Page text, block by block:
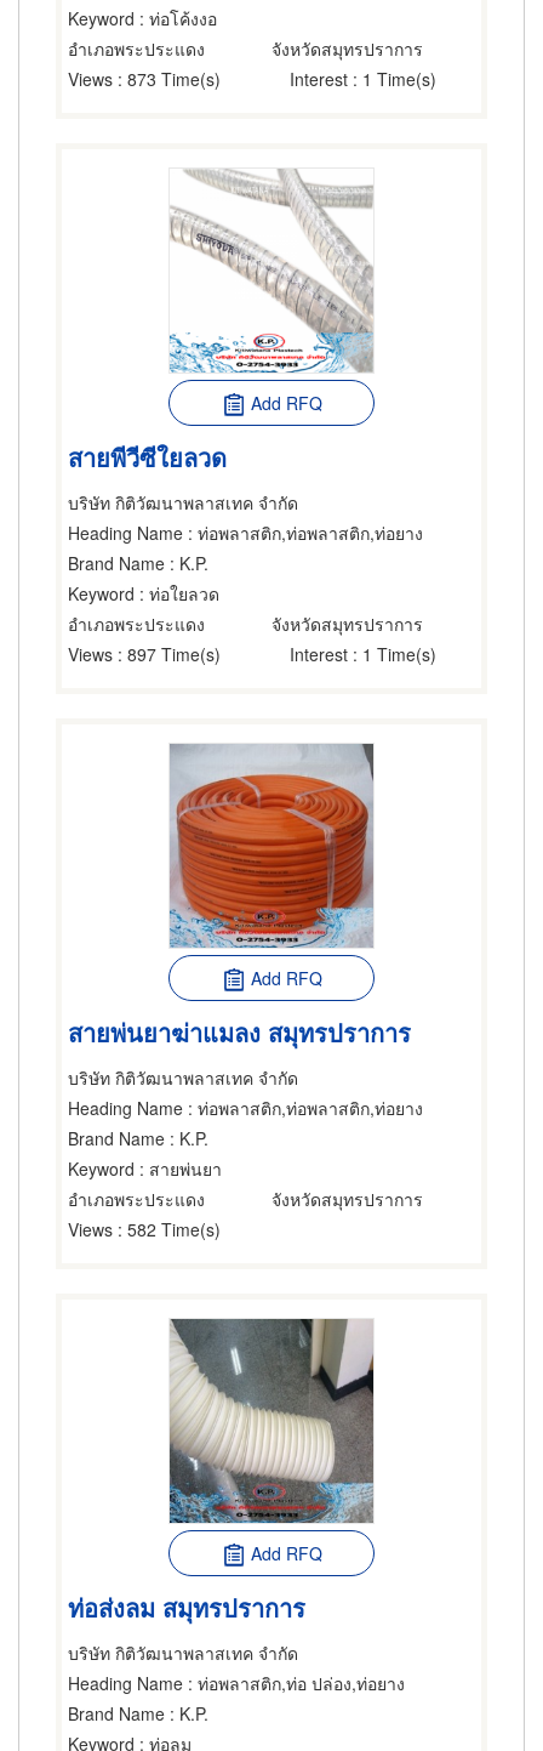
Keyword : ท่อโค้งงอ
อำเภอพระประแดง
จังหวัดสมุทรปราการ
Views : 873 Time(s) Interest : 1 Time(s)
Add RFQ
สายพีวีซีใยลวด
บริษัท กิติวัฒนาพลาสเทค จำกัด
Heading Name : ท่อพลาสติก,ท่อพลาสติก,ท่อยาง
Brand Name : K.P.
Keyword : ท่อใยลวด
อำเภอพระประแดง
จังหวัดสมุทรปราการ
Views : 897 Time(s) Interest : 1 Time(s)
Add RFQ
สายพ่นยาฆ่าแมลง สมุทรปราการ
บริษัท กิติวัฒนาพลาสเทค จำกัด
Heading Name : ท่อพลาสติก,ท่อพลาสติก,ท่อยาง
Brand Name : K.P.
Keyword : สายพ่นยา
อำเภอพระประแดง
จังหวัดสมุทรปราการ
Views : 582 Time(s)
Add RFQ
ท่อส่งลม สมุทรปราการ
บริษัท กิติวัฒนาพลาสเทค จำกัด
Heading Name : ท่อพลาสติก,ท่อ ปล่อง,ท่อยาง
Brand Name : K.P.
Keyword : ท่อลม